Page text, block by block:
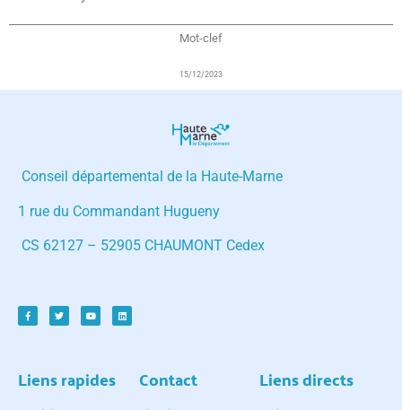
Mot-clef
15/12/2023
Conseil départemental de la Haute-Marne
1 rue du Commandant Hugueny
CS 62127 – 52905 CHAUMONT Cedex
Liens rapides Contact Liens directs